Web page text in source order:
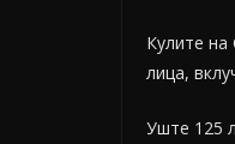
Кулите на
лица,
Уште 125